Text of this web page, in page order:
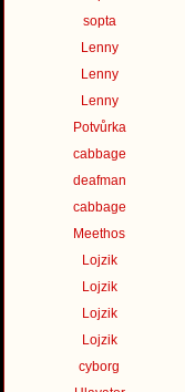
sopta
Lenny
Lenny
Lenny
Potvůrka
cabbage
deafman
cabbage
Meethos
Lojzik
Lojzik
Lojzik
Lojzik
cyborg